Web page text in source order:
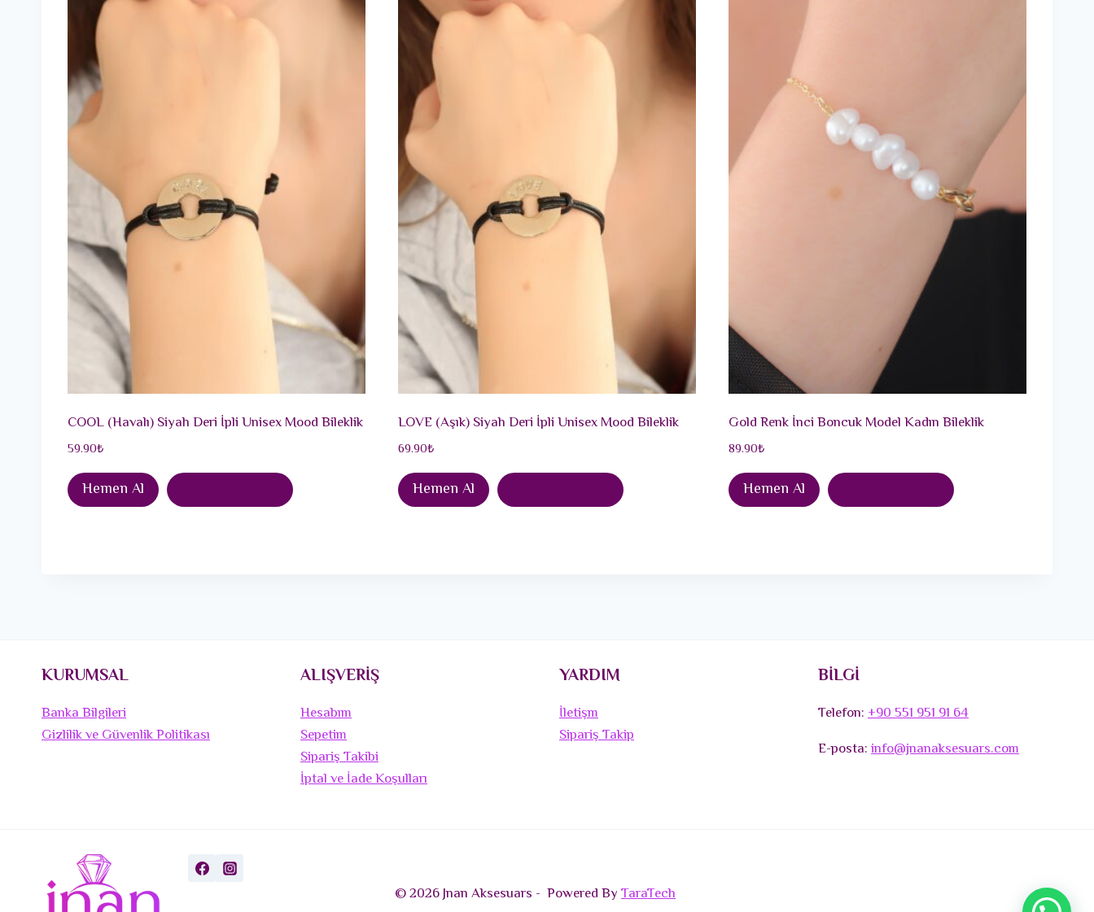
COOL (Havalı) Siyah Deri İpli Unisex Mood Bileklik
59.90₺
Hemen Al
LOVE (Aşık) Siyah Deri İpli Unisex Mood Bileklik
69.90₺
Hemen Al
Gold Renk İnci Boncuk Model Kadın Bileklik
89.90₺
Hemen Al
KURUMSAL
Banka Bilgileri
Gizlilik ve Güvenlik Politikası
ALIŞVERİŞ
Hesabım
Sepetim
Sipariş Takibi
İptal ve İade Koşulları
YARDIM
İletişm
Sipariş Takip
BİLGİ
Telefon:+90 551 951 91 64
E-posta:info@jnanaksesuars.com
© 2026 Jnan Aksesuars - Powered ByTaraTech